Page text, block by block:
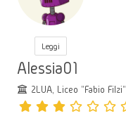
Leggi
Alessia01
2LUA, Liceo "Fabio Filzi"